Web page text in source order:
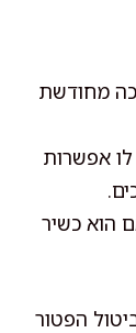
מחודשת
לו אפשרות
הוא כשיר
הפטור